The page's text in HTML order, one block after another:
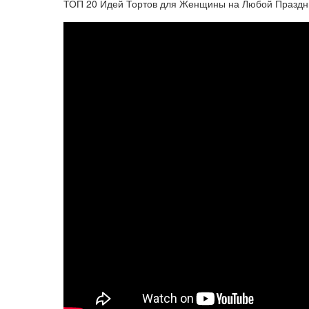
ТОП 20 Идей Тортов для Женщины на Любой